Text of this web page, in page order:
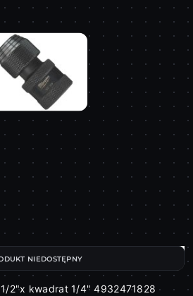
2"x kwadrat 1/4" 4932471828
NIEDOSTĘPNY